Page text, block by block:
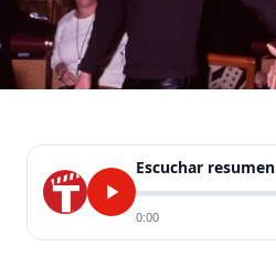
Escuchar resumen
0:00